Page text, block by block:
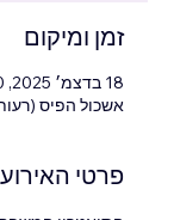
זמן ומיקום
18 בדצמ׳ 2025, 18:00 – 19:30
אשכול הפיס (רעות
פרטי האירוע